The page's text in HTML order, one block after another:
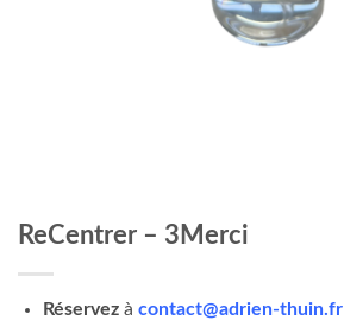
ReCentrer – 3Merci
Réservezà contact@adrien-thuin.fr